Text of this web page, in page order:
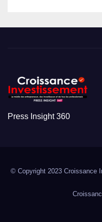
Press Insight 360
© Copyright 2023 Croissance